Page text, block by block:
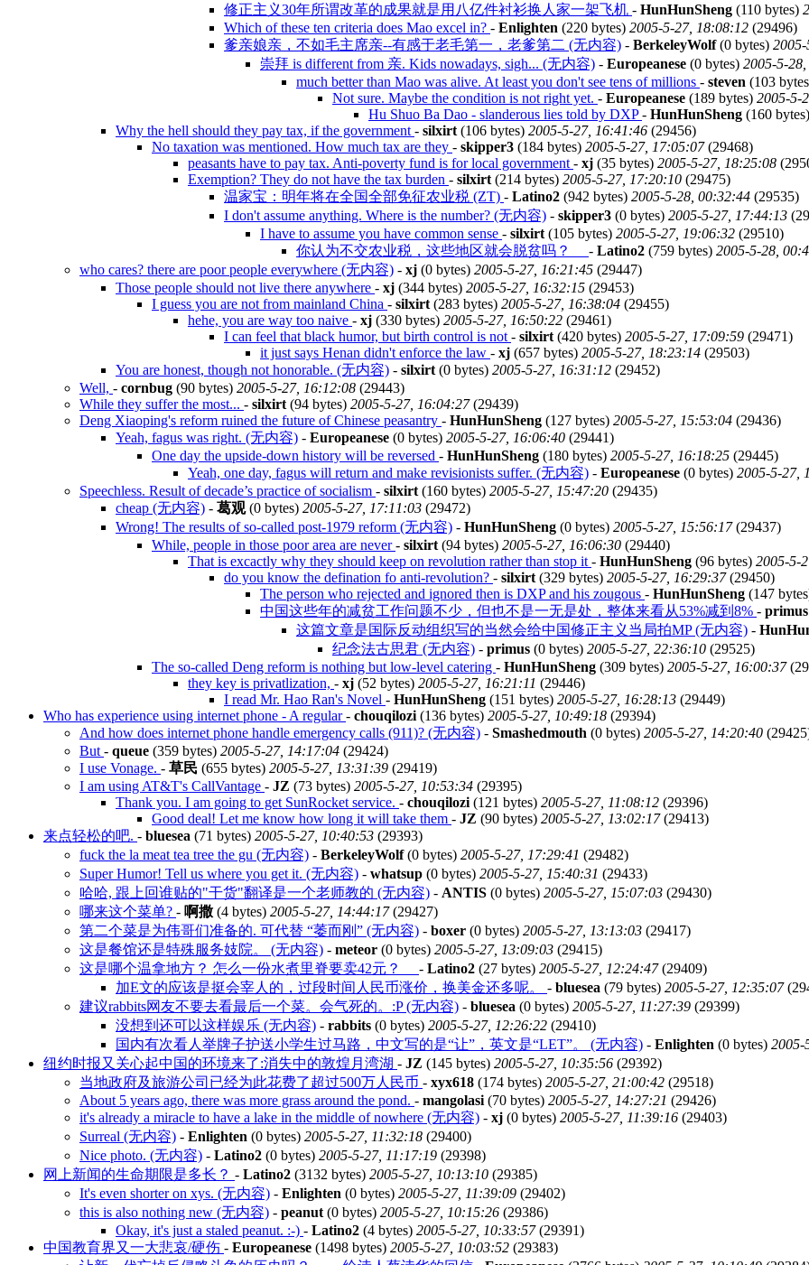
修正主义30年所谓改革的成果就是用八亿件衬衫换人家一架飞机 - HunHunSheng (110 bytes)
Which of these ten criteria does Mao excel in? - Enlighten (220 bytes) 2005-5-27, 18:08:12 (29496)
爹亲娘亲，不如毛主席亲--有感于老毛第一，老爹第二 (无内容) - BerkeleyWolf(0 bytes)
崇拜 is different from 亲. Kids nowadays, sigh... (无内容) - Europeanese (0 bytes) 2005-5-
much better than Mao was alive. At least you don't see tens of millions - steven (103
Not sure. Maybe the condition is not right yet. - Europeanese (189 bytes) 2005-5-
Hu Shuo Ba Dao - slanderous lies told by DXP- HunHunSheng (160
Why the hell should they pay tax, if the government- silxirt(106 bytes) 2005-5-27, 16:41:46 (29456)
No taxation was mentioned. How much tax are they - skipper3 (184 bytes) 2005-5-27, 17:05:07(29468)
peasants have to pay tax. Anti-poverty fund is for local government- xj (35 bytes) 2005-5-27, 18:25:08
Exemption? They do not have the tax burden - silxirt(214 bytes) 2005-5-27, 17:20:10 (29475)
温家宝：明年将在全国全部免征农业税 (ZT) - Latino2 (942 bytes) 2005-5-28, 00:32:44 (29535)
I don't assume anything. Where is the number? (无内容) - skipper3 (0 bytes) 2005-5-27, 17:44:13
I have to assume you have common sense - silxirt(105 bytes) 2005-5-27, 19:06:32 (29510)
你认为不交农业税，这些地区就会脱贫吗？ - Latino2 (759 bytes) 2005-5-28,
who cares? there are poor people everywhere (无内容) - xj (0 bytes) 2005-5-27, 16:21:45 (29447)
Those people should not live there anywhere - xj (344 bytes) 2005-5-27, 16:32:15 (29453)
I guess you are not from mainland China - silxirt(283 bytes) 2005-5-27, 16:38:04 (29455)
hehe, you are way too naive - xj (330 bytes) 2005-5-27, 16:50:22 (29461)
I can feel that black humor, but birth control is not- silxirt(420 bytes) 2005-5-27, 17:09:59 (29471)
it just says Henan didn't enforce the law - xj (657 bytes) 2005-5-27, 18:23:14 (29503)
You are honest, though not honorable. (无内容) - silxirt(0 bytes) 2005-5-27, 16:31:12 (29452)
Well, - cornbug (90 bytes) 2005-5-27, 16:12:08 (29443)
While they suffer the most... - silxirt(94 bytes) 2005-5-27, 16:04:27(29439)
Deng Xiaoping's reform ruined the future of Chinese peasantry - HunHunSheng (127 bytes) 2005-5-27, 15:53:04 (29436)
Yeah, fagus was right. (无内容) - Europeanese (0 bytes) 2005-5-27, 16:06:40 (29441)
One day the upside-down history will be reversed - HunHunSheng (180 bytes) 2005-5-27, 16:18:25 (29445)
Yeah, one day, fagus will return and make revisionists suffer. (无内容) - Europeanese (0 bytes) 2005-5-27,
Speechless. Result of decade’s practice of socialism - silxirt(160 bytes) 2005-5-27, 15:47:20 (29435)
cheap (无内容) - 葛观(0 bytes) 2005-5-27, 17:11:03 (29472)
Wrong! The results of so-called post-1979 reform (无内容) - HunHunSheng (0 bytes) 2005-5-27, 15:56:17(29437)
While, people in those poor area are never- silxirt(94 bytes) 2005-5-27, 16:06:30 (29440)
That is excactly why they should keep on revolution rather than stop it- HunHunSheng (96 bytes) 2005-5-
do you know the defination fo anti-revolution? - silxirt(329 bytes) 2005-5-27, 16:29:37(29450)
The person who rejected and ignored then is DXP and his zougous - HunHunSheng (147
中国这些年的减贫工作问题不少，但也不是一无是处，整体来看从53%减到8% - primus
这篇文章是国际反动组织写的当然会给中国修正主义当局拍MP (无内容) -
纪念法古思君 (无内容) - primus (0 bytes) 2005-5-27, 22:36:10 (29525)
The so-called Deng reform is nothing but low-level catering - HunHunSheng (309 bytes) 2005-5-27, 16:00:37
they key is privatlization, - xj (52 bytes) 2005-5-27, 16:21:11 (29446)
I read Mr. Hao Ran's Novel - HunHunSheng (151 bytes) 2005-5-27, 16:28:13 (29449)
Who has experience using internet phone - A regular- chouqilozi(136 bytes) 2005-5-27, 10:49:18 (29394)
And how does internet phone handle emergency calls (911)? (无内容) - Smashedmouth (0 bytes) 2005-5-27, 14:20:40
But- queue (359 bytes) 2005-5-27, 14:17:04 (29424)
I use Vonage. - 草民 (655 bytes) 2005-5-27, 13:31:39 (29419)
I am using AT&T's CallVantage - JZ (73 bytes) 2005-5-27, 10:53:34 (29395)
Thank you. I am going to get SunRocket service. - chouqilozi(121 bytes) 2005-5-27, 11:08:12 (29396)
Good deal! Let me know how long it will take them - JZ (90 bytes) 2005-5-27, 13:02:17(29413)
来点轻松的吧. - bluesea (71 bytes) 2005-5-27, 10:40:53 (29393)
fuck the la meat tea tree the gu (无内容) - BerkeleyWolf(0 bytes) 2005-5-27, 17:29:41 (29482)
Super Humor! Tell us where you get it. (无内容) - whatsup (0 bytes) 2005-5-27, 15:40:31 (29433)
哈哈, 跟上回谁贴的"干货"翻译是一个老师教的 (无内容) - ANTIS (0 bytes) 2005-5-27, 15:07:03 (29430)
哪来这个菜单? - 啊撒 (4 bytes) 2005-5-27, 14:44:17(29427)
第二个菜是为伟哥们准备的. 可代替 “萎而刚” (无内容) - boxer (0 bytes) 2005-5-27, 13:13:03 (29417)
这是餐馆还是特殊服务妓院。 (无内容) - meteor (0 bytes) 2005-5-27, 13:09:03 (29415)
这是哪个温拿地方？ 怎么一份水煮里脊要卖42元？ - Latino2 (27 bytes) 2005-5-27, 12:24:47(29409)
加E文的应该是挺会宰人的，过段时间人民币涨价，换美金还多呢。 - bluesea (79 bytes) 2005-5-27, 12:35:07
建议rabbits网友不要去看最后一个菜。会气死的。:P (无内容) - bluesea (0 bytes) 2005-5-27, 11:27:39 (29399)
没想到还可以这样娱乐 (无内容) - rabbits (0 bytes) 2005-5-27, 12:26:22 (29410)
国内有次看人举牌子护送小学生过马路，中文写的是“让”，英文是“LET”。 (无内容) - Enlighten (0 bytes) 2005-
纽约时报又关心起中国的环境来了:消失中的敦煌月湾湖 - JZ (145 bytes) 2005-5-27, 10:35:56 (29392)
当地政府及旅游公司已经为此花费了超过500万人民币 - xyx618 (174 bytes) 2005-5-27, 21:00:42 (29518)
About 5 years ago, there was more grass around the pond. - mangolasi(70 bytes) 2005-5-27, 14:27:21 (29426)
it's already a miracle to have a lake in the middle of nowhere (无内容) - xj (0 bytes) 2005-5-27, 11:39:16 (29403)
Surreal (无内容) - Enlighten (0 bytes) 2005-5-27, 11:32:18 (29400)
Nice photo. (无内容) - Latino2 (0 bytes) 2005-5-27, 11:17:19 (29398)
网上新闻的生命期限是多长？ - Latino2 (3132 bytes) 2005-5-27, 10:13:10 (29385)
It's even shorter on xys. (无内容) - Enlighten (0 bytes) 2005-5-27, 11:39:09 (29402)
this is also nothing new (无内容) - peanut(0 bytes) 2005-5-27, 10:15:26 (29386)
Okay, it's just a staled peanut. :-) - Latino2 (4 bytes) 2005-5-27, 10:33:57(29391)
中国教育界又一大悲哀/硬伤 - Europeanese (1498 bytes) 2005-5-27, 10:03:52 (29383)